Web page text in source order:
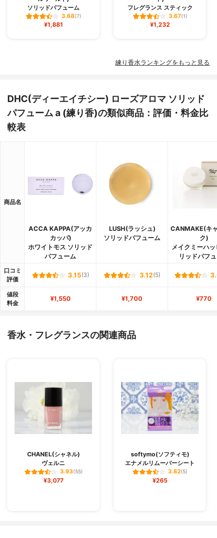
ソリッドパフューム
3.68(7)
¥1,881
フレグランス スティック
3.67(1)
¥1,232
練り香水ランキングをもっと見る
DHC(ディーエイチシー) ローズアロマ ソリッド
パフューム a (練り香)の類似商品：評価・料金比
較表
商品名
ACCA KAPPA(アッカ
カッパ)
ホワイトモス ソリッド
パフューム
LUSH(ラッシュ)
ソリッドパフューム
CANMAKE(キ
ク)
メイクミーハッ
リッドパフ
口コミ
評価
3.15(3) 3.12(5)
値段
料金
¥1,550 ¥1,700 ¥770
香水・フレグランスの関連商品
CHANEL(シャネル)
ヴェルニ
3.93(55)
¥3,077
softymo(ソフティモ)
エナメルリムーバーシート
3.82(5)
¥265